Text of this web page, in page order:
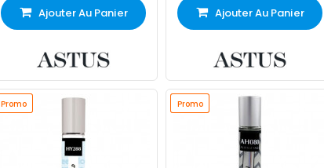
Ajouter Au Panier Ajouter Au Panier
Promo
Promo Promo
Promo